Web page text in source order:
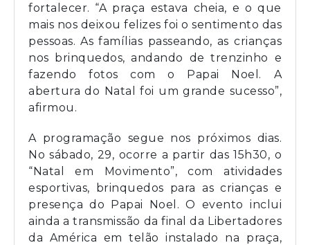
fortalecer. “A praça estava cheia, e o que
mais nos deixou felizes foi o sentimento das
pessoas. As famílias passeando, as crianças
nos brinquedos, andando de trenzinho e
fazendo fotos com o Papai Noel. A
abertura do Natal foi um grande sucesso”,
afirmou.
A programação segue nos próximos dias.
No sábado, 29, ocorre a partir das 15h30, o
“Natal em Movimento”, com atividades
esportivas, brinquedos para as crianças e
presença do Papai Noel. O evento inclui
ainda a transmissão da final da Libertadores
da América em telão instalado na praça,